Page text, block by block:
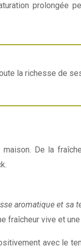
prolongée
la richesse de
De la
aromatique et sa
fraîcheur vive et
avec le